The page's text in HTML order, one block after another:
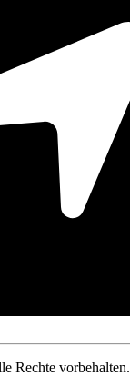
Rechte vorbehalten.